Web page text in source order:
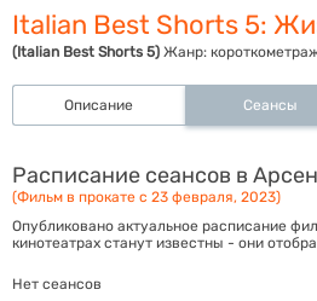
Italian Best Shorts 5:
(Italian Best Shorts 5) Жанр:
Описание Сеансы
Расписание сеансов в
(Фильм в прокате с 23 февраля, 2023)
Опубликовано актуальное расписание
кинотеатрах станут известны - они
Нет сеансов